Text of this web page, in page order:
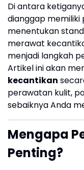
Di antara
dianggap memiliki
menentukan
merawat
menjadi langkah
Artikel ini akan
kecantikan
perawatan kulit,
sebaiknya Anda
Mengapa
Penting?